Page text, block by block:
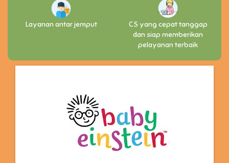
Layanan antar jemput
CS yang cepat tanggap
dan siap memberikan
pelayanan terbaik